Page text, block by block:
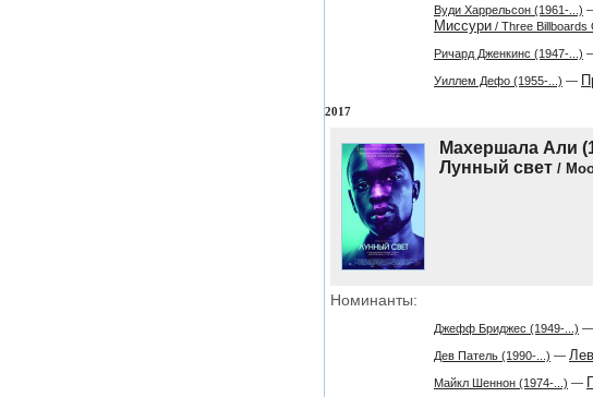
Вуди Харрельсон (1961-...)
Миссури / Three Billboards
Ричард Дженкинс (1947-...)
Уиллем Дефо (1955-...) —
2017
Махершала Али
Лунный свет /
Номинанты:
Джефф Бриджес (1949-...) —
Дев Патель (1990-...) — Лев
Майкл Шеннон (1974-...) —